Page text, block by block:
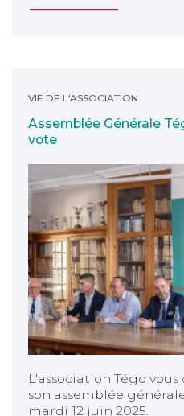
VIE DE L'ASSOCIATION
Assemblée Générale
vote
L'association Tégo
son assemblée
mardi 12 juin 2025.